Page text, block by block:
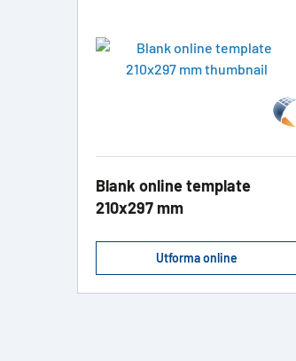
Blank online template
210x297 mm
Utforma online